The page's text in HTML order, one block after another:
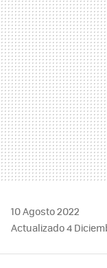
10 Agosto 2022
Actualizado 4